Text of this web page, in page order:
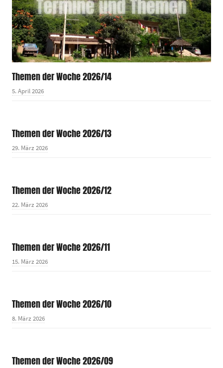
Themen der Woche 2026/14
5. April 2026
Themen der Woche 2026/13
29. März 2026
Themen der Woche 2026/12
22. März 2026
Themen der Woche 2026/11
15. März 2026
Themen der Woche 2026/10
8. März 2026
Themen der Woche 2026/09